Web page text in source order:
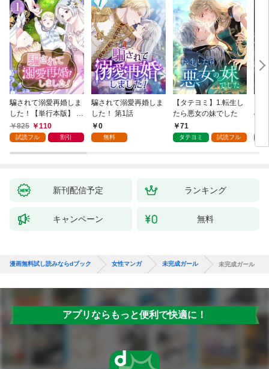
騙されて溺愛再婚しま
した！【単行本版】 1
巻825 110
試読フル 割引
騙されて溺愛再婚しま
した！ 第1話
0
無料
【タテヨミ】1.転生し
たら悪女の妹でした
71
タテヨミ 試読フル
の
新刊配信予定 ランキング
キャンペーン 無料
漫画無料試し読みならdブック 女性マンガ 未完成ガール 未完成ガール
アプリならもっと便利で快適に！